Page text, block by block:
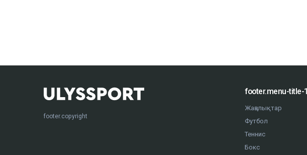
footer.copyright
footer.menu-title-1
Жаңалықтар
Футбол
Теннис
Бокс